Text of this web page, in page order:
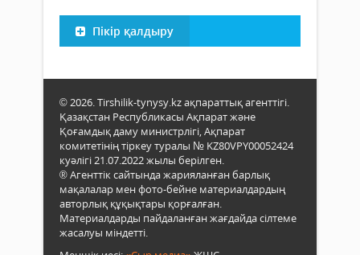
Пікір қалдыру
© 2026. Tirshilik-tynysy.kz ақпараттық агенттігі.
Қазақстан Республикасы Ақпарат және
Қоғамдық даму министрлігі, Ақпарат
комитетінің тіркеу туралы № KZ80VPY00052424
куәлігі 21.07.2022 жылы берілген.
® Агенттік сайтында жарияланған барлық
мақалалар мен фото-бейне материалдардың
авторлық құқықтары қорғалған.
Материалдарды пайдаланған жағдайда сілтеме
жасалуы міндетті.